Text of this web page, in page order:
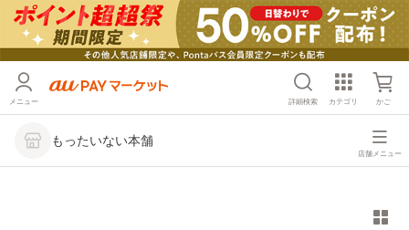
メニュー 詳細検索 カテゴリ かご
もったいない本舗
店舗メニュー